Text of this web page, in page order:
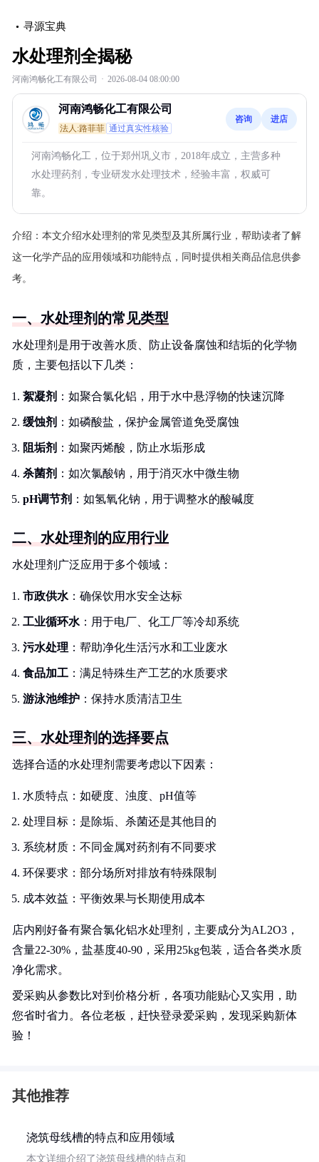
寻源宝典
水处理剂全揭秘
河南鸿畅化工有限公司 · 2026-08-04 08:00:00
河南鸿畅化工有限公司
法人:路菲菲 通过真实性核验
咨询 进店
河南鸿畅化工，位于郑州巩义市，2018年成立，主营多种
水处理药剂，专业研发水处理技术，经验丰富，权威可
靠。
介绍： 本文介绍水处理剂的常见类型及其所属行业，帮助读者了解
这一化学产品的应用领域和功能特点，同时提供相关商品信息供参
考。
一、水处理剂的常见类型
水处理剂是用于改善水质、防止设备腐蚀和结垢的化学物
质，主要包括以下几类：
絮凝剂 ：如聚合氯化铝，用于水中悬浮物的快速沉降
缓蚀剂 ：如磷酸盐，保护金属管道免受腐蚀
阻垢剂 ：如聚丙烯酸，防止水垢形成
杀菌剂 ：如次氯酸钠，用于消灭水中微生物
pH调节剂 ：如氢氧化钠，用于调整水的酸碱度
二、水处理剂的应用行业
水处理剂广泛应用于多个领域：
市政供水 ：确保饮用水安全达标
工业循环水 ：用于电厂、化工厂等冷却系统
污水处理 ：帮助净化生活污水和工业废水
食品加工 ：满足特殊生产工艺的水质要求
游泳池维护 ：保持水质清洁卫生
三、水处理剂的选择要点
选择合适的水处理剂需要考虑以下因素：
水质特点：如硬度、浊度、pH值等
处理目标：是除垢、杀菌还是其他目的
系统材质：不同金属对药剂有不同要求
环保要求：部分场所对排放有特殊限制
成本效益：平衡效果与长期使用成本
店内刚好备有聚合氯化铝水处理剂，主要成分为AL2O3，
含量22-30%，盐基度40-90，采用25kg包装，适合各类水质
净化需求。
爱采购从参数比对到价格分析，各项功能贴心又实用，助
您省时省力。各位老板，赶快登录爱采购，发现采购新体
验！
其他推荐
浇筑母线槽的特点和应用领域
本文详细介绍了浇筑母线槽的特点和